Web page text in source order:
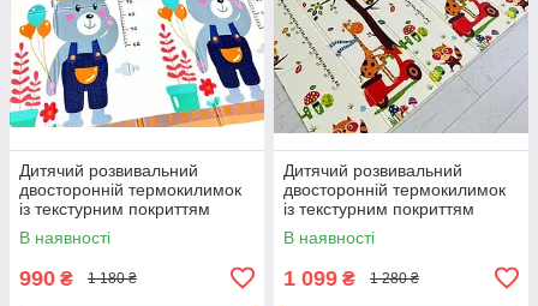
Дитячий розвивальний
двосторонній термокилимок
із текстурним покриттям
180*150 см
В наявності
990 ₴ 1 180 ₴
Дитячий розвивальний
двосторонній термокилимок
із текстурним покриттям
150*200см
В наявності
1 099 ₴ 1 280 ₴